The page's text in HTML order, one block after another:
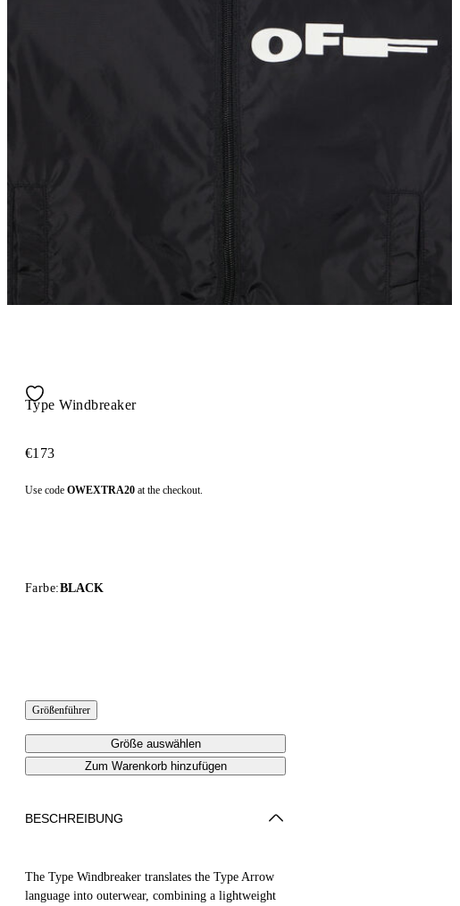
Type Windbreaker
€173
Use code OWEXTRA20 at the checkout.
Farbe:BLACK
Größenführer
Größe auswählen
Zum Warenkorb hinzufügen
BESCHREIBUNG
The Type Windbreaker translates the Type Arrow
language into outerwear, combining a lightweight